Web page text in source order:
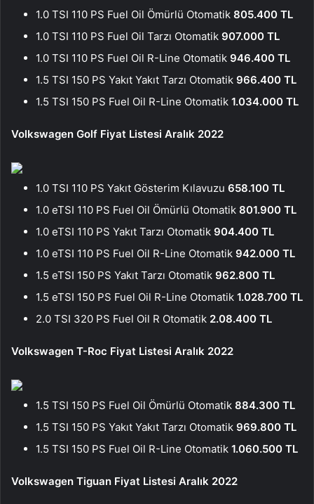
1.0 TSI 110 PS Fuel Oil Ömürlü Otomatik 805.400 TL
1.0 TSI 110 PS Fuel Oil Tarzı Otomatik 907.000 TL
1.0 TSI 110 PS Fuel Oil R-Line Otomatik 946.400 TL
1.5 TSI 150 PS Yakıt Yakıt Tarzı Otomatik 966.400 TL
1.5 TSI 150 PS Fuel Oil R-Line Otomatik 1.034.000 TL
Volkswagen Golf Fiyat Listesi Aralık 2022
1.0 TSI 110 PS Yakıt Gösterim Kılavuzu 658.100 TL
1.0 eTSI 110 PS Fuel Oil Ömürlü Otomatik 801.900 TL
1.0 eTSI 110 PS Yakıt Tarzı Otomatik 904.400 TL
1.0 eTSI 110 PS Fuel Oil R-Line Otomatik 942.000 TL
1.5 eTSI 150 PS Yakıt Tarzı Otomatik 962.800 TL
1.5 eTSI 150 PS Fuel Oil R-Line Otomatik 1.028.700 TL
2.0 TSI 320 PS Fuel Oil R Otomatik 2.08.400 TL
Volkswagen T-Roc Fiyat Listesi Aralık 2022
1.5 TSI 150 PS Fuel Oil Ömürlü Otomatik 884.300 TL
1.5 TSI 150 PS Yakıt Yakıt Tarzı Otomatik 969.800 TL
1.5 TSI 150 PS Fuel Oil R-Line Otomatik 1.060.500 TL
Volkswagen Tiguan Fiyat Listesi Aralık 2022